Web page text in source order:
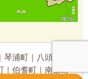
浦町｜八頭町｜
｜伯耆町｜南部町